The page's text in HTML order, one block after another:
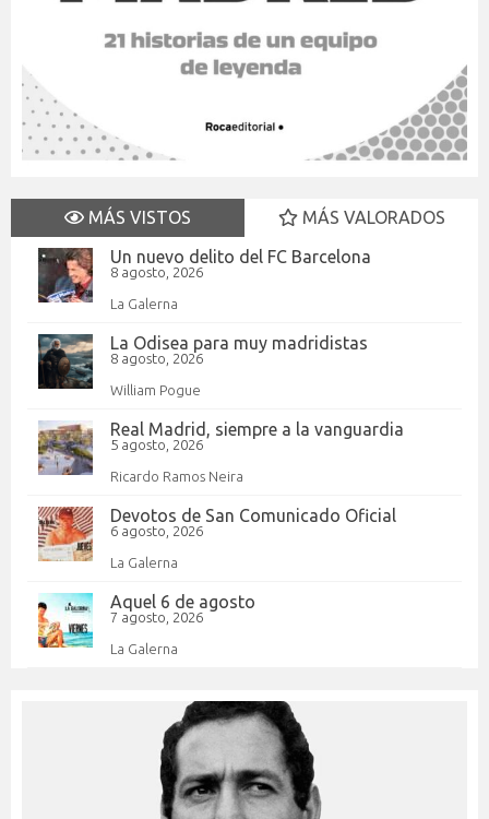
MÁS VISTOS
MÁS VALORADOS
Un nuevo delito del FC Barcelona
8 agosto, 2026
La Galerna
La Odisea para muy madridistas
8 agosto, 2026
William Pogue
Real Madrid, siempre a la vanguardia
5 agosto, 2026
Ricardo Ramos Neira
Devotos de San Comunicado Oficial
6 agosto, 2026
La Galerna
Aquel 6 de agosto
7 agosto, 2026
La Galerna